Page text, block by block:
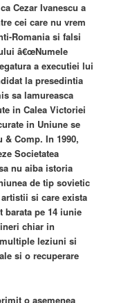
Cezar Ivanescu a
cei care nu vrem
Romania si falsi
â€œNumele
a executiei lui
la presedintia
sa lamureasca
in Calea Victoriei
in Uniune se
& Comp. In 1990,
Societatea
nu aiba istoria
de tip sovietic
si care exista
barata pe 14 iunie
chiar in
leziuni si
si o recuperare
o asemenea